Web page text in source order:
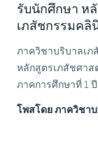
รับนักศึกษา ห
เภสัชกรรมคลิ
ภาควิชาบริบาลเภ
หลักสูตรเภสัชศา
ภาคการศึกษาที่ 1
ONLINE100%- เติ
โพสโดย ภาควิชา